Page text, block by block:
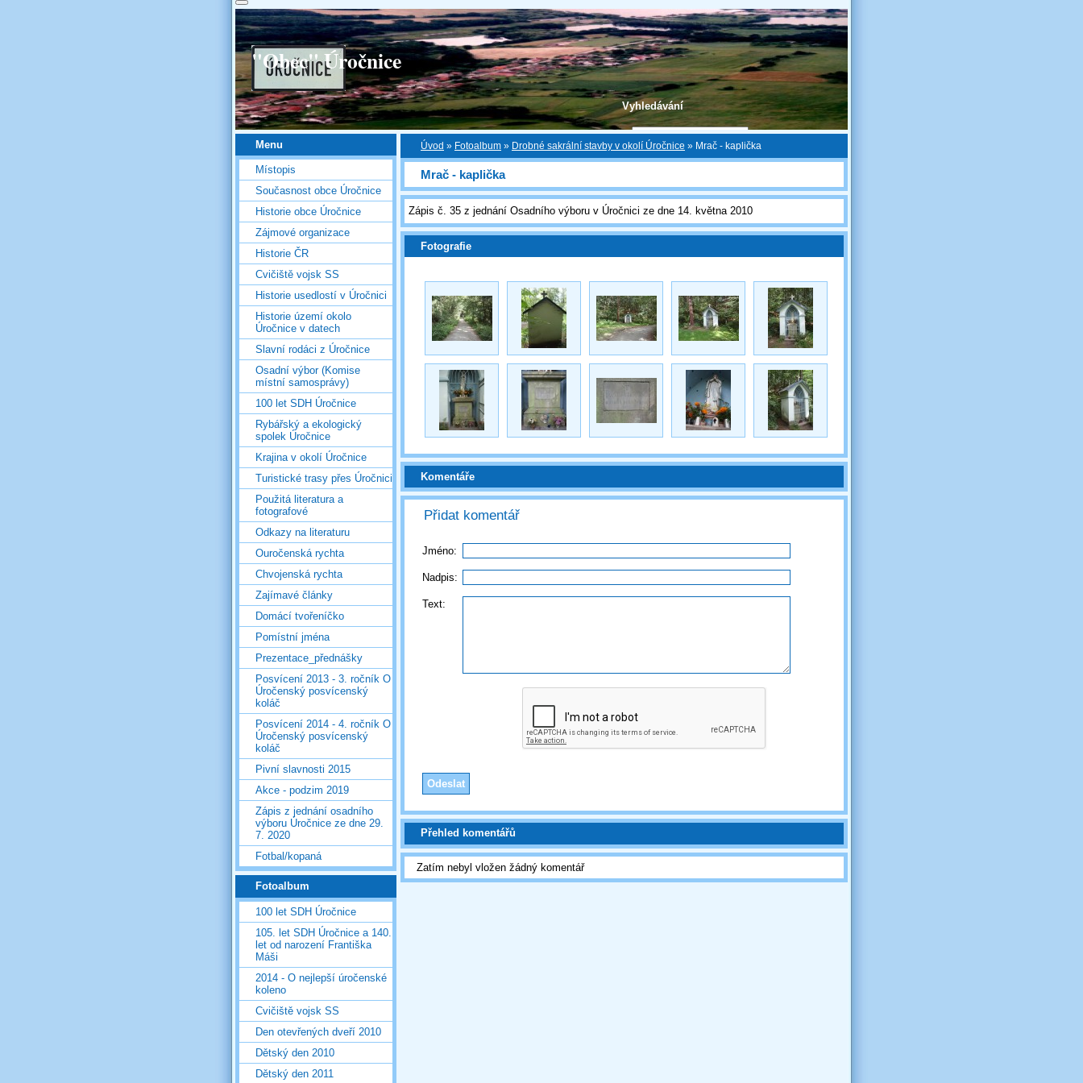
Vyhledávání
"Obec" Úročnice
Úvod » Fotoalbum » Drobné sakrální stavby v okolí Úročnice » Mrač - kaplička
Mrač - kaplička
Zápis č. 35 z jednání Osadního výboru v Úročnici ze dne 14. května 2010
Fotografie
Komentáře
Přidat komentář
Jméno:
Nadpis:
Text:
Přehled komentářů
Zatím nebyl vložen žádný komentář
Menu
Místopis
Současnost obce Úročnice
Historie obce Úročnice
Zájmové organizace
Historie ČR
Cvičiště vojsk SS
Historie usedlostí v Úročnici
Historie území okolo
Úročnice v datech
Slavní rodáci z Úročnice
Osadní výbor (Komise
místní samosprávy)
100 let SDH Úročnice
Rybářský a ekologický
spolek Úročnice
Krajina v okolí Úročnice
Turistické trasy přes Úročnici
Použitá literatura a
fotografové
Odkazy na literaturu
Ouročenská rychta
Chvojenská rychta
Zajímavé články
Domácí tvořeníčko
Pomístní jména
Prezentace_přednášky
Posvícení 2013 - 3. ročník O
Úročenský posvícenský
koláč
Posvícení 2014 - 4. ročník O
Úročenský posvícenský
koláč
Pivní slavnosti 2015
Akce - podzim 2019
Zápis z jednání osadního
výboru Úročnice ze dne 29.
7. 2020
Fotbal/kopaná
Fotoalbum
100 let SDH Úročnice
105. let SDH Úročnice a 140.
let od narození Františka
Máši
2014 - O nejlepší úročenské
koleno
Cvičiště vojsk SS
Den otevřených dveří 2010
Dětský den 2010
Dětský den 2011